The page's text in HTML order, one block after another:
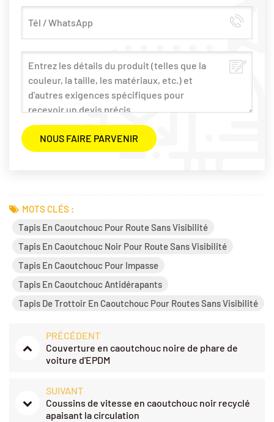
MOTS CLÉS :
Tapis En Caoutchouc Pour Route Sans Visibilité
Tapis En Caoutchouc Noir Pour Route Sans Visibilité
Tapis En Caoutchouc Pour Impasse
Tapis En Caoutchouc Antidérapants
Tapis De Trottoir En Caoutchouc Pour Routes Sans Visibilité
PRÉCÉDENT
Couverture en caoutchouc noire de phare de
voiture d'EPDM
SUIVANT
Coussins de vitesse en caoutchouc noir recyclé
apaisant la circulation